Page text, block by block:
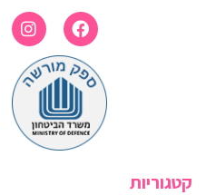
קטגוריות